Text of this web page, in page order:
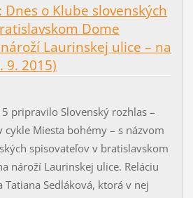
o Klube slovenských
Dome
Laurinskej ulice – na
9. 2015)
pripravilo Slovenský rozhlas –
cykle Miesta bohémy – s názvom
spisovateľov v bratislavskom
nároží Laurinskej ulice. Reláciu
Sedláková, ktorá v nej